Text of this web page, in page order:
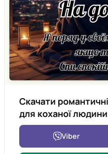
Скачати
для коханої людини
Viber